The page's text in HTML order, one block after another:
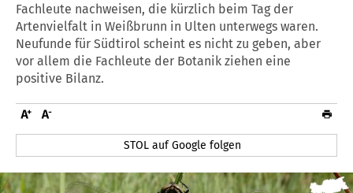
Fachleute nachweisen, die kürzlich beim Tag der
Artenvielfalt in Weißbrunn in Ulten unterwegs waren.
Neufunde für Südtirol scheint es nicht zu geben, aber
vor allem die Fachleute der Botanik ziehen eine
positive Bilanz.
STOL auf Google folgen